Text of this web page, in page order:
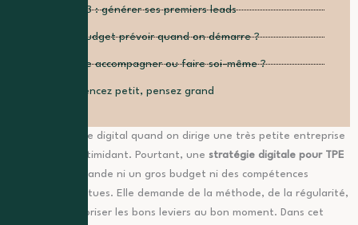
Phase 3 : générer ses premiers leads
Quel budget prévoir quand on démarre ?
Se faire accompagner ou faire soi-même ?
Commencez petit, pensez grand
Se lancer dans le digital quand on dirige une très petite entreprise
peut sembler intimidant. Pourtant, une stratégie digitale pour TPE
efficace ne demande ni un gros budget ni des compétences
techniques pointues. Elle demande de la méthode, de la régularité,
et de savoir prioriser les bons leviers au bon moment. Dans cet